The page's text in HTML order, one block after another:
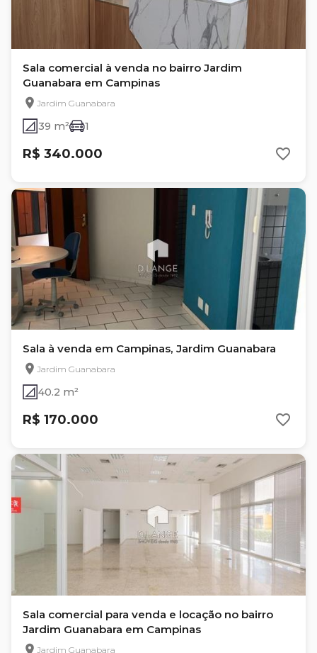
Sala comercial à venda no bairro Jardim
Guanabara em Campinas
Jardim Guanabara
39 m² 1
R$ 340.000
Sala à venda em Campinas, Jardim Guanabara
Jardim Guanabara
40.2 m²
R$ 170.000
Sala comercial para venda e locação no bairro
Jardim Guanabara em Campinas
Jardim Guanabara